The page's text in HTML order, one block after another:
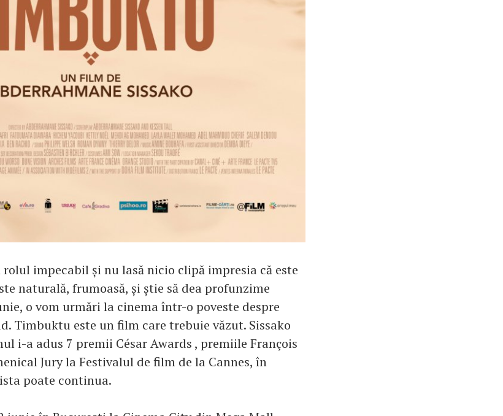
impecabil și nu lasă nicio clipă impresia că este
naturală, frumoasă, și știe să dea profunzime
o vom urmări la cinema într-o poveste despre
Timbuktu este un film care trebuie văzut. Sissako
i-a adus 7 premii César Awards , premiile François
Jury la Festivalul de film de la Cannes, în
poate continua.